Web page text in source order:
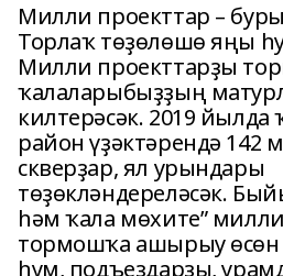
Милли проекттар –
Торлаҡ төҙөлөшө яңы
Милли проекттарҙы
ҡалаларыбыҙҙың
килтерәсәк. 2019 йылда
район үҙәктәрендә 142
скверҙар, ял урындары
төҙөкләндереләсәк.
һәм ҡала мөхите”
тормошҡа ашырыу өсөн
һум, подъездарҙы,